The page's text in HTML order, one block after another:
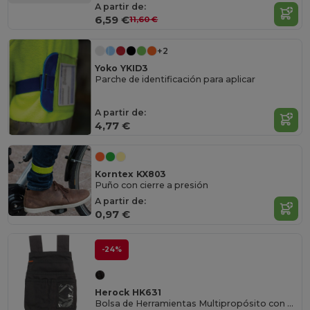
A partir de:
6,59 €11,60 €
+2
Yoko YKID3
Parche de identificación para aplicar
A partir de:
4,77 €
Korntex KX803
Puño con cierre a presión
A partir de:
0,97 €
-24%
Herock HK631
Bolsa de Herramientas Multipropósito con 6 Bolsillos